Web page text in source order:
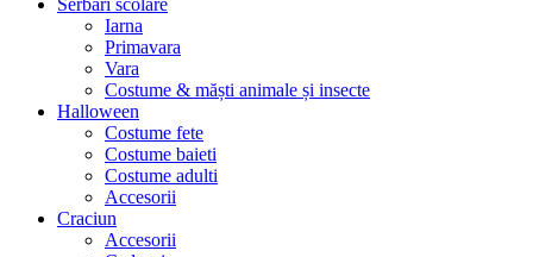
Serbari scolare
Iarna
Primavara
Vara
Costume & măști animale și insecte
Halloween
Costume fete
Costume baieti
Costume adulti
Accesorii
Craciun
Accesorii